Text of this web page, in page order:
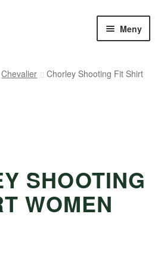
Meny
Chevalier
Chorley Shooting Fit Shirt
SHOOTING
WOMEN